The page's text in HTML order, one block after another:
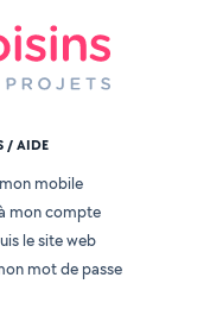
/ AIDE
mobile
mon compte
le site web
mot de passe